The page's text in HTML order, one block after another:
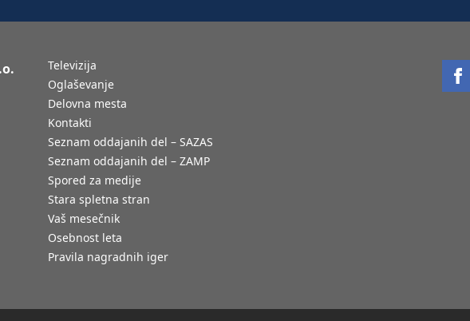
Televizija
Oglaševanje
Delovna mesta
Kontakti
Seznam oddajanih del – SAZAS
Seznam oddajanih del – ZAMP
Spored za medije
Stara spletna stran
Vaš mesečnik
Osebnost leta
Pravila nagradnih iger